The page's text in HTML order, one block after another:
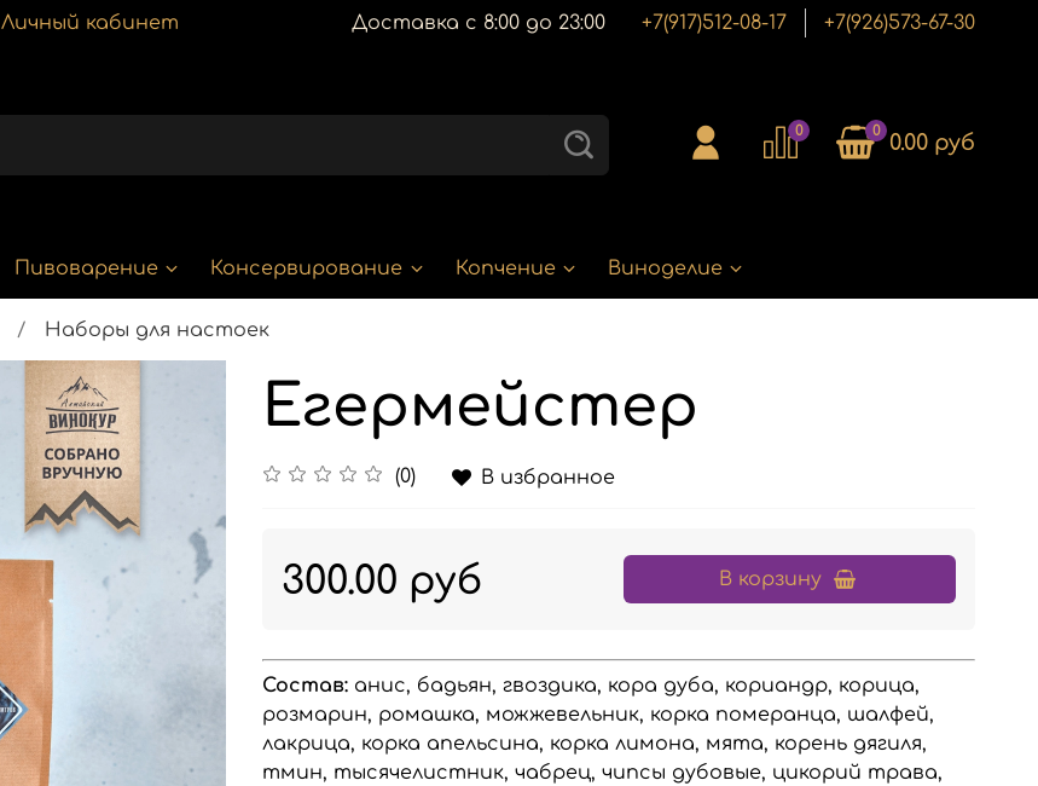
Личный кабинет Доставка с 8:00 до 23:00 +7(917)512-08-17 +7(926)573-67-30
0 0 0.00 руб
Пивоварение Консервирование Копчение Виноделие
Наборы для настоек
Егермейстер
(0) В избранное
300.00 руб В корзину
Состав: анис, бадьян, гвоздика, кора дуба, кориандр, корица,
розмарин, ромашка, можжевельник, корка померанца, шалфей,
лакрица, корка апельсина, корка лимона, мята, корень дягиля,
тмин, тысячелистник, чабрец, чипсы дубовые, цикорий трава,